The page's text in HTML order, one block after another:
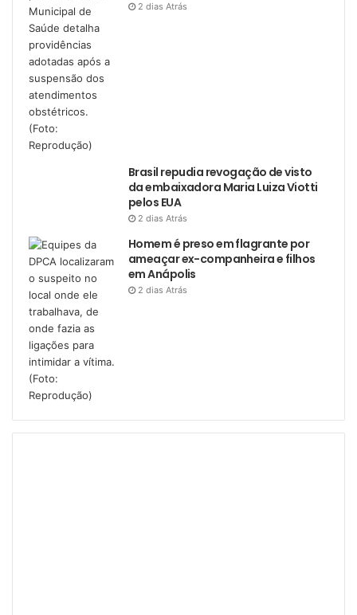
2 dias Atrás
Brasil repudia revogação de visto
da embaixadora Maria Luiza Viotti
pelos EUA
2 dias Atrás
Homem é preso em flagrante por
ameaçar ex-companheira e filhos
em Anápolis
2 dias Atrás